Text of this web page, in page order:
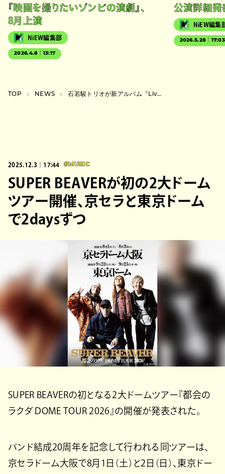
『映画を撮りたいゾンビの演劇』、
8月上演
NiEW編集部
2026.4.8｜13:17
公演詳細発
NiEW編集
2026.5.28｜17:03
TOP NEWS 石若駿トリオが新アルバム『Live at ALFIE “Temporal Cubic”』から“Big Saaac.”再録版をリリース
2025.12.3｜17:44 #MUSIC
SUPER BEAVERが初の2大ドーム
ツアー開催、京セラと東京ドーム
で2daysずつ
SUPER BEAVERの初となる2大ドームツアー『都会の
ラクダ DOME TOUR 2026』の開催が発表された。
バンド結成20周年を記念して行われる同ツアーは、
京セラドーム大阪で8月1日（土）と2日（日）、東京ドー